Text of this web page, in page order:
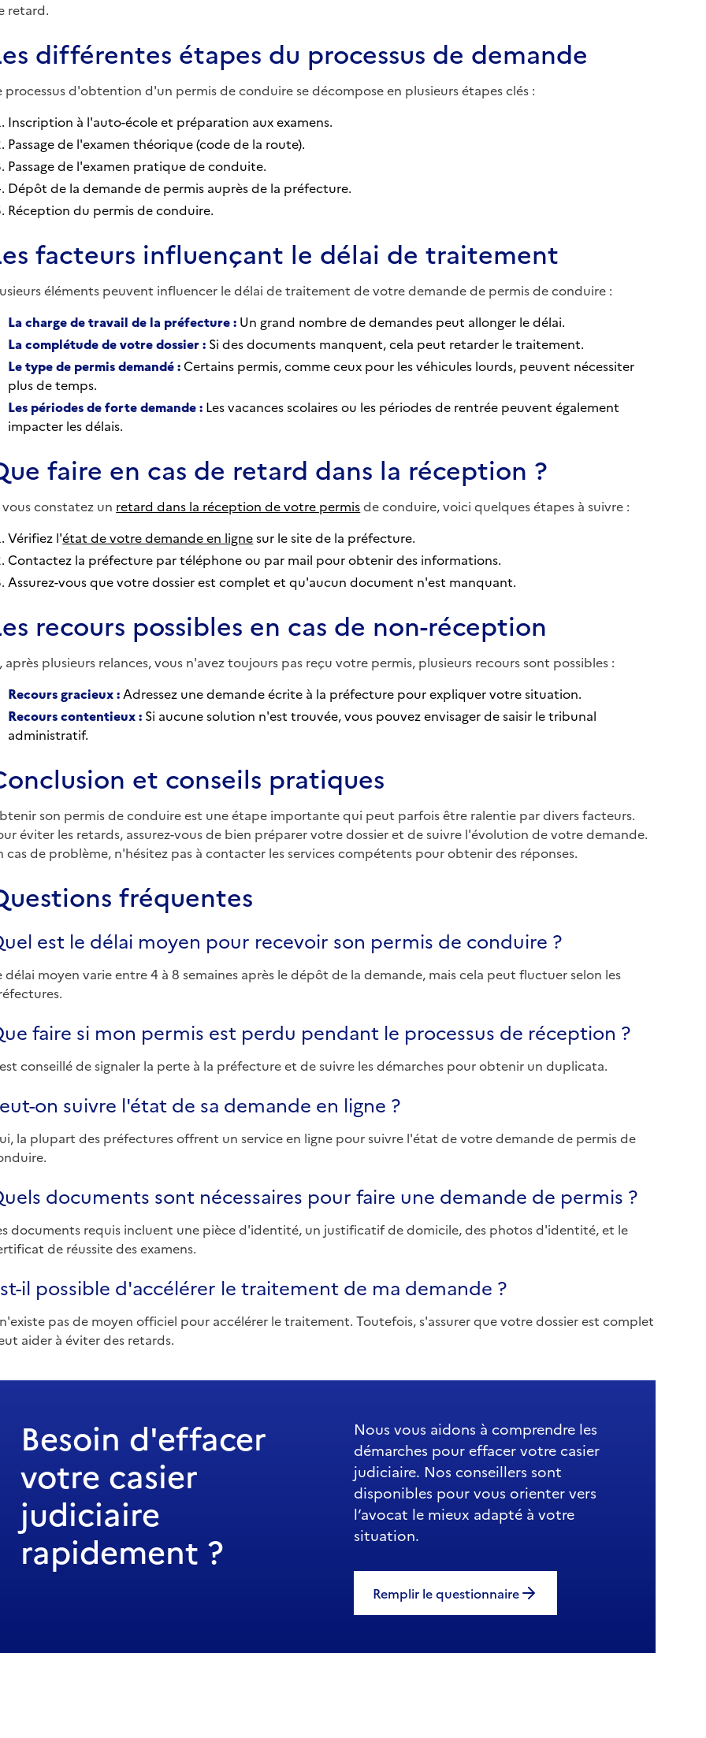
retard.
différentes étapes du processus de demande
processus d'obtention d'un permis de conduire se décompose en plusieurs étapes clés :
Inscription à l'auto-école et préparation aux examens.
Passage de l'examen théorique (code de la route).
Passage de l'examen pratique de conduite.
Dépôt de la demande de permis auprès de la préfecture.
Réception du permis de conduire.
facteurs influençant le délai de traitement
éléments peuvent influencer le délai de traitement de votre demande de permis de conduire :
La charge de travail de la préfecture : Un grand nombre de demandes peut allonger le délai.
La complétude de votre dossier : Si des documents manquent, cela peut retarder le traitement.
Le type de permis demandé :Certains permis, comme ceux pour les véhicules lourds, peuvent nécessiter
plus de temps.
Les périodes de forte demande : Les vacances scolaires ou les périodes de rentrée peuvent également
impacter les délais.
faire en cas de retard dans la réception ?
vous constatez un retard dans la réception de votre permisde conduire, voici quelques étapes à suivre :
Vérifiez l'état de votre demande en lignesur le site de la préfecture.
Contactez la préfecture par téléphone ou par mail pour obtenir des informations.
Assurez-vous que votre dossier est complet et qu'aucun document n'est manquant.
recours possibles en cas de non-réception
après plusieurs relances, vous n'avez toujours pas reçu votre permis, plusieurs recours sont possibles :
Recours gracieux : Adressez une demande écrite à la préfecture pour expliquer votre situation.
Recours contentieux : Si aucune solution n'est trouvée, vous pouvez envisager de saisir le tribunal
administratif.
et conseils pratiques
son permis de conduire est une étape importante qui peut parfois être ralentie par divers facteurs.
éviter les retards, assurez-vous de bien préparer votre dossier et de suivre l'évolution de votre demande.
cas de problème, n'hésitez pas à contacter les services compétents pour obtenir des réponses.
fréquentes
est le délai moyen pour recevoir son permis de conduire ?
délai moyen varie entre 4 à 8 semaines après le dépôt de la demande, mais cela peut fluctuer selon les
faire si mon permis est perdu pendant le processus de réception ?
conseillé de signaler la perte à la préfecture et de suivre les démarches pour obtenir un duplicata.
on suivre l'état de sa demande en ligne ?
la plupart des préfectures offrent un service en ligne pour suivre l'état de votre demande de permis de
documents sont nécessaires pour faire une demande de permis ?
documents requis incluent une pièce d'identité, un justificatif de domicile, des photos d'identité, et le
de réussite des examens.
il possible d'accélérer le traitement de ma demande ?
pas de moyen officiel pour accélérer le traitement. Toutefois, s'assurer que votre dossier est complet
aider à éviter des retards.
Besoin d'effacer
votre casier
judiciaire
rapidement ?
Nous vous aidons à comprendre les
démarches pour effacer votre casier
judiciaire. Nos conseillers sont
disponibles pour vous orienter vers
l’avocat le mieux adapté à votre
situation.
Remplir le questionnaire